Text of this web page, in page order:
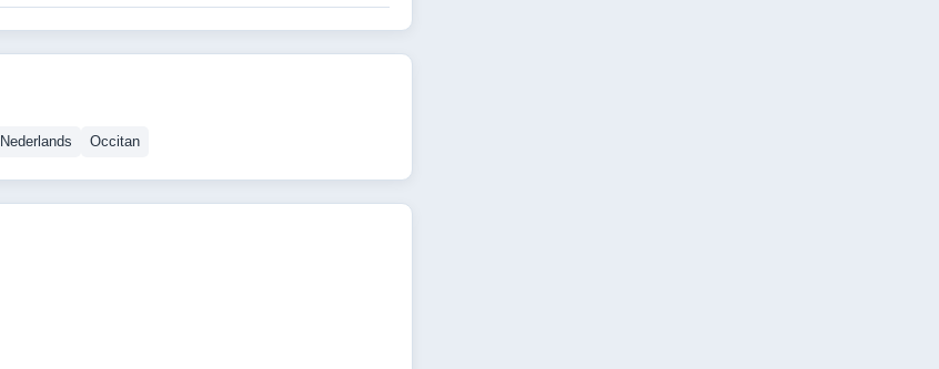
Nederlands Occitan